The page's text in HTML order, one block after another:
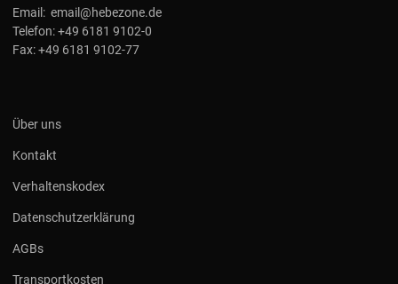
Email: email@hebezone.de
Telefon:+49 6181 9102-0
Fax:+49 6181 9102-77
Über uns
Kontakt
Verhaltenskodex
Datenschutzerklärung
AGBs
Transportkosten